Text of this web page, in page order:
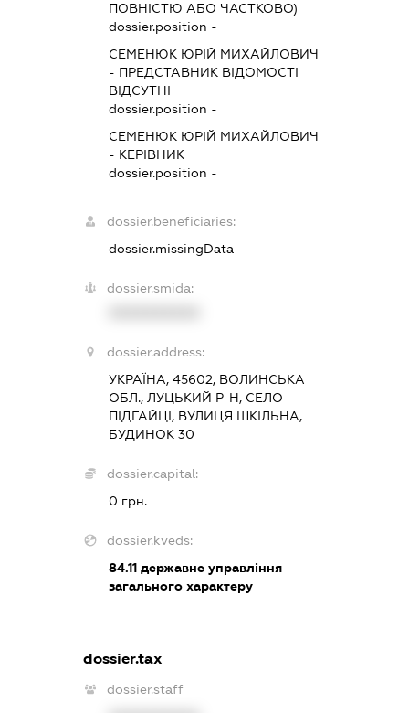
ПОВНІСТЮ АБО ЧАСТКОВО)
dossier.position -
СЕМЕНЮК ЮРІЙ МИХАЙЛОВИЧ
- ПРЕДСТАВНИК ВІДОМОСТІ
ВІДСУТНІ
dossier.position -
СЕМЕНЮК ЮРІЙ МИХАЙЛОВИЧ
- КЕРІВНИК
dossier.position -
dossier.beneficiaries:
dossier.missingData
dossier.smida:
dossier.address:
УКРАЇНА, 45602, ВОЛИНСЬКА
ОБЛ., ЛУЦЬКИЙ Р-Н, СЕЛО
ПІДГАЙЦІ, ВУЛИЦЯ ШКІЛЬНА,
БУДИНОК 30
dossier.capital:
0 грн.
dossier.kveds:
84.11 державне управління
загального характеру
dossier.tax
dossier.staff